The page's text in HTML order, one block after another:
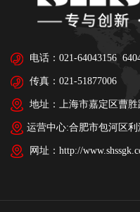
电话：021-64043156
传真：021-51877006
地址：上海市嘉定区曹胜
运营中心:合肥市包河区
网址：http://